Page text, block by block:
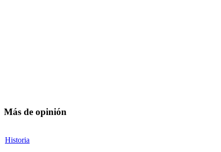
Más de opinión
Historia